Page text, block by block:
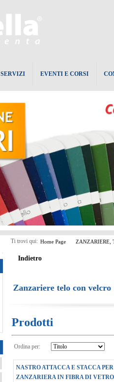
SERVIZI EVENTI E CORSI
Ti trovi qui: Home Page ZANZARIERE,
Indietro
Zanzariere telo con velcro
Prodotti
Ordina per:
NASTRO ATTACCA E STACCA PER
ZANZARIERA IN FIBRA DI VETRO